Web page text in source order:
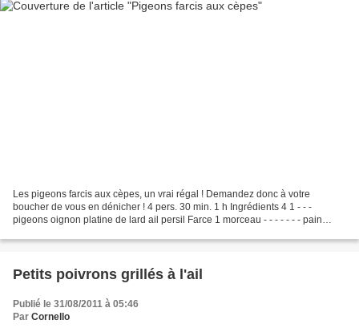
Les pigeons farcis aux cèpes, un vrai régal ! Demandez donc à votre
boucher de vous en dénicher ! 4 pers. 30 min. 1 h Ingrédients 4 1 - - -
pigeons oignon platine de lard ail persil Farce 1 morceau - - - - - - - pain
Petits poivrons grillés à l'ail
Publié le 31/08/2011 à 05:46
Par Cornello